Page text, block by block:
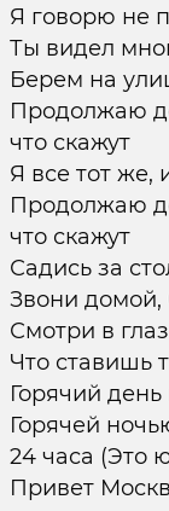
Я говорю не
Ты видел
Берем на
Продолжаю
что скажут
Я все тот же,
Продолжаю
что скажут
Садись за
Звони домой,
Смотри в
Что ставишь
Горячий
Горячей
24 часа (Это
Привет